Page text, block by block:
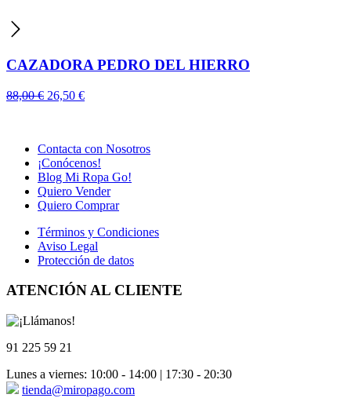
CAZADORA PEDRO DEL HIERRO
88,00€ El
88,00 €.
26,50 €El
26,50 €.
Contacta con Nosotros
¡Conócenos!
Blog Mi Ropa Go!
Quiero Vender
Quiero Comprar
Términos y Condiciones
Aviso Legal
Protección de datos
ATENCIÓN AL CLIENTE
91 225 59 21
Lunes a viernes: 10:00 - 14:00 | 17:30 - 20:30
tienda@miropago.com